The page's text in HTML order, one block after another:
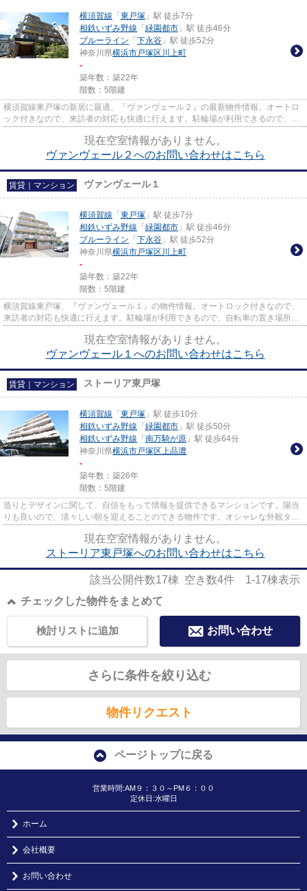
横須賀線 「 東戸塚 」駅 徒歩7分
相鉄いずみ野線 「 緑園都市 」駅 徒歩46分
ブルーライン 「 下永谷 」駅 徒歩52分
神奈川県横浜市戸塚区 川上町
-
築年数：築22年
階数：5階建
横須賀線東戸塚の新居に最適、『ヴァンヴェール２』の最新物件情報。オートロ
ック付きなので、来訪者の対応も快適に行えます。駐輪場が利用できるので、自
現在空室情報がありません。
ヴァンヴェール２へのお問い合わせはこちら
賃貸｜マンション ヴァンヴェール１
横須賀線 「 東戸塚 」駅 徒歩7分
相鉄いずみ野線 「 緑園都市 」駅 徒歩46分
ブルーライン 「 下永谷 」駅 徒歩52分
神奈川県横浜市戸塚区 川上町
-
築年数：築22年
階数：5階建
横須賀線東戸塚、『ヴァンヴェール１』の物件情報。オートロック付きなので、
来訪者の対応も快適に行えます。駐輪場が利用できるので、自転車の置き場所に
現在空室情報がありません。
ヴァンヴェール１へのお問い合わせはこちら
賃貸｜マンション ストーリア東戸塚
横須賀線 「 東戸塚 」駅 徒歩10分
相鉄いずみ野線 「 緑園都市 」駅 徒歩50分
相鉄いずみ野線 「 南万騎が原 」駅 徒歩64分
神奈川県横浜市戸塚区上品濃
-
築年数：築26年
階数：5階建
造りとデザインに関して、自信をもって情報を提供できるマンションです。陽当
りも良いので、清々しい朝を迎えることのできる物件です。オシャレな外観タイ
現在空室情報がありません。
ストーリア東戸塚へのお問い合わせはこちら
該当公開件数17棟 空き数4件 1-17棟表示
チェックした物件をまとめて
お問い合わせ
検討リストに追加
さらに条件を絞り込む
物件リクエスト
ページトップに戻る
営業時間:AM９：３０～PM６：００
定休日:水曜日
ホーム
会社概要
お問い合わせ